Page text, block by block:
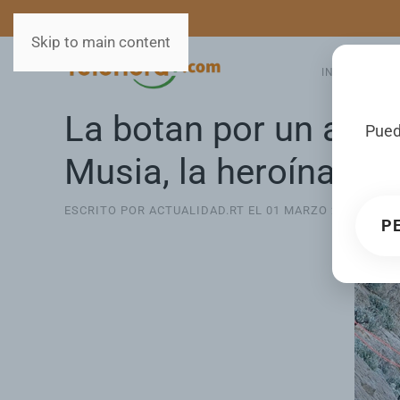
Skip to main content
INICIO
La botan por un
Musia, la heroína de
ESCRITO POR ACTUALIDAD.RT EL 01 MARZO 2025